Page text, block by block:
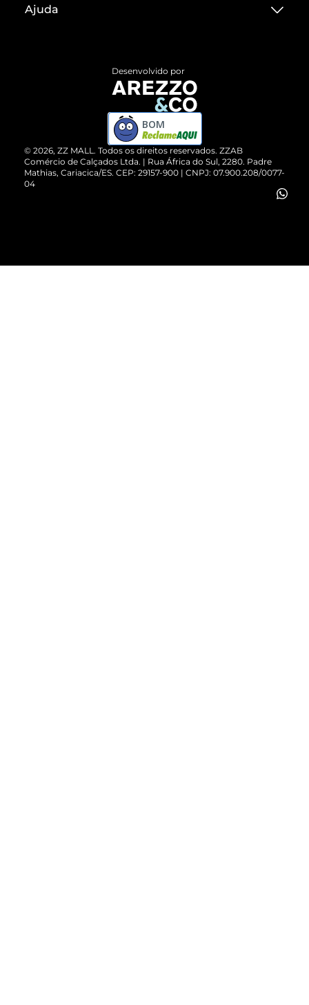
Termos de Uso
ZZ MALL é confiável
Cartão Presente
Vendas Corporativas
Ajuda
Devolução do Produto
Compre pelo WhatsApp
© 2026, ZZ MALL. Todos os direitos reservados. ZZAB
Comércio de Calçados Ltda. | Rua África do Sul, 2280. Padre
Mathias, Cariacica/ES. CEP: 29157-900 | CNPJ: 07.900.208/0077-
04
Desenvolvido por
BOM